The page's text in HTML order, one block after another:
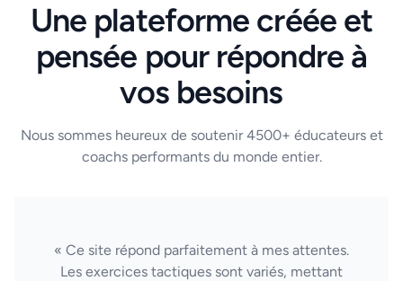
Une plateforme créée et
pensée pour répondre à
vos besoins
Nous sommes heureux de soutenir 4500+ éducateurs et
coachs performants du monde entier.
« Ce site répond parfaitement à mes attentes.
Les exercices tactiques sont variés, mettant